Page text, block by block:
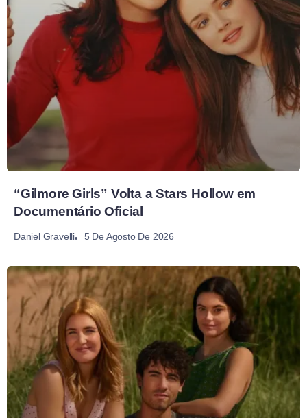
“Gilmore Girls” Volta a Stars Hollow em
Documentário Oficial
Daniel Gravelli 5 De Agosto De 2026